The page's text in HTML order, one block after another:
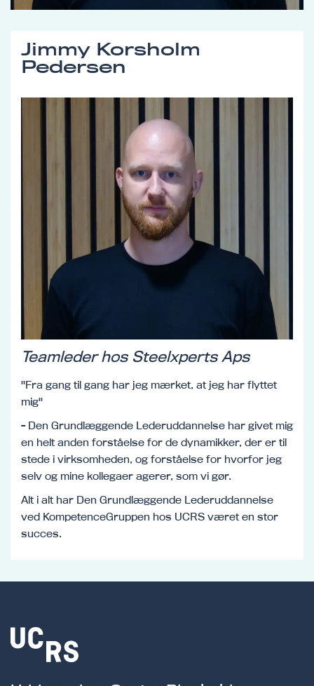
Jimmy Korsholm
Pedersen
Teamleder hos Steelxperts Aps
"Fra gang til gang har jeg mærket, at jeg har flyttet
mig"
- Den Grundlæggende Lederuddannelse har givet mig
en helt anden forståelse for de dynamikker, der er til
stede i virksomheden, og forståelse for hvorfor jeg
selv og mine kollegaer agerer, som vi gør.
Alt i alt har Den Grundlæggende Lederuddannelse
ved KompetenceGruppen hos UCRS været en stor
succes.